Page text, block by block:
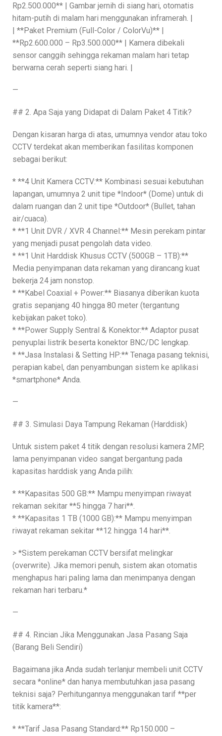
Rp2.500.000** | Gambar jernih di siang hari, otomatis
hitam-putih di malam hari menggunakan inframerah. |
| **Paket Premium (Full-Color / ColorVu)** |
**Rp2.600.000 – Rp3.500.000** | Kamera dibekali
sensor canggih sehingga rekaman malam hari tetap
berwarna cerah seperti siang hari. |
—
## 2. Apa Saja yang Didapat di Dalam Paket 4 Titik?
Dengan kisaran harga di atas, umumnya vendor atau toko
CCTV terdekat akan memberikan fasilitas komponen
sebagai berikut:
* **4 Unit Kamera CCTV:** Kombinasi sesuai kebutuhan
lapangan, umumnya 2 unit tipe *Indoor* (Dome) untuk di
dalam ruangan dan 2 unit tipe *Outdoor* (Bullet, tahan
air/cuaca).
* **1 Unit DVR / XVR 4 Channel:** Mesin perekam pintar
yang menjadi pusat pengolah data video.
* **1 Unit Harddisk Khusus CCTV (500GB – 1TB):**
Media penyimpanan data rekaman yang dirancang kuat
bekerja 24 jam nonstop.
* **Kabel Coaxial + Power:** Biasanya diberikan kuota
gratis sepanjang 40 hingga 80 meter (tergantung
kebijakan paket toko).
* **Power Supply Sentral & Konektor:** Adaptor pusat
penyuplai listrik beserta konektor BNC/DC lengkap.
* **Jasa Instalasi & Setting HP:** Tenaga pasang teknisi,
perapian kabel, dan penyambungan sistem ke aplikasi
*smartphone* Anda.
—
## 3. Simulasi Daya Tampung Rekaman (Harddisk)
Untuk sistem paket 4 titik dengan resolusi kamera 2MP,
lama penyimpanan video sangat bergantung pada
kapasitas harddisk yang Anda pilih:
* **Kapasitas 500 GB:** Mampu menyimpan riwayat
rekaman sekitar **5 hingga 7 hari**.
* **Kapasitas 1 TB (1000 GB):** Mampu menyimpan
riwayat rekaman sekitar **12 hingga 14 hari**.
> *Sistem perekaman CCTV bersifat melingkar
(overwrite). Jika memori penuh, sistem akan otomatis
menghapus hari paling lama dan menimpanya dengan
rekaman hari terbaru.*
—
## 4. Rincian Jika Menggunakan Jasa Pasang Saja
(Barang Beli Sendiri)
Bagaimana jika Anda sudah terlanjur membeli unit CCTV
secara *online* dan hanya membutuhkan jasa pasang
teknisi saja? Perhitungannya menggunakan tarif **per
titik kamera**:
* **Tarif Jasa Pasang Standard:** Rp150.000 –